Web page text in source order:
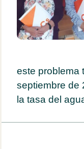
este problema
septiembre de
la tasa del